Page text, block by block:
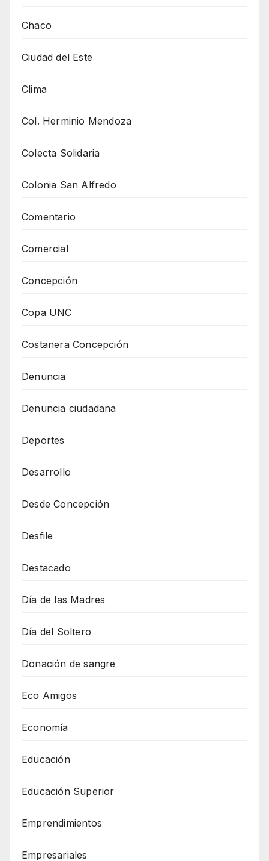
Chaco
Ciudad del Este
Clima
Col. Herminio Mendoza
Colecta Solidaria
Colonia San Alfredo
Comentario
Comercial
Concepción
Copa UNC
Costanera Concepción
Denuncia
Denuncia ciudadana
Deportes
Desarrollo
Desde Concepción
Desfile
Destacado
Día de las Madres
Día del Soltero
Donación de sangre
Eco Amigos
Economía
Educación
Educación Superior
Emprendimientos
Empresariales